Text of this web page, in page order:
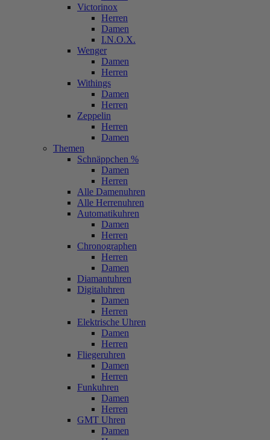
Victorinox
Herren
Damen
I.N.O.X.
Wenger
Damen
Herren
Withings
Damen
Herren
Zeppelin
Herren
Damen
Themen
Schnäppchen %
Damen
Herren
Alle Damenuhren
Alle Herrenuhren
Automatikuhren
Damen
Herren
Chronographen
Herren
Damen
Diamantuhren
Digitaluhren
Damen
Herren
Elektrische Uhren
Damen
Herren
Fliegeruhren
Damen
Herren
Funkuhren
Damen
Herren
GMT Uhren
Damen